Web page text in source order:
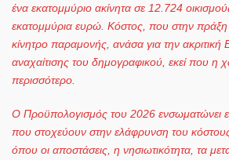
ένα εκατομμύριο ακίνητα σε 12.724
εκατομμύρια ευρώ. Κόστος, που στην πράξη
κίνητρο παραμονής, ανάσα για την
αναχαίτισης του δημογραφικού, εκεί που η
περισσότερο.
Ο Προϋπολογισμός του 2026 ενσωματώνει
που στοχεύουν στην ελάφρυνση του κόστους
όπου οι αποστάσεις, η νησιωτικότητα, τα